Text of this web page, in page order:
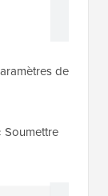
de
Soumettre